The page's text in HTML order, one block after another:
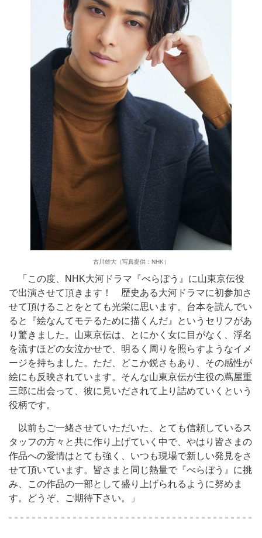
古川雄大（写真提供：NHK）
「この度、NHK大河ドラマ『べらぼう』に山東京伝役
で出演させて頂きます！ 歴史ある大河ドラマに初参加さ
せて頂けることをとても光栄に思います。台本を読んでい
ると『絵なんてモテるために描くんだ』というセリフがあ
り驚きました。山東京伝は、とにかく女に目がなく、浮名
を流すほどの女泣かせで、明るく周りを照らすようなイメ
ージを持ちました。ただ、どこか鋭さもあり、その感性が
絵にも反映されています。そんな山東京伝が主役の蔦屋重
三郎に出会って、彼に見いだされて上り詰めていくという
役柄です。
以前もご一緒させていただいた、とても信頼しているス
タッフの方々と共に作り上げていく中で、やはり皆さまの
作品への愛情はとても強く、いつも現場で新しい発見をさ
せて頂いています。皆さまと同じ熱量で『べらぼう』に挑
み、この作品の一部として盛り上げられるように努めま
す。どうぞ、ご期待下さい。」